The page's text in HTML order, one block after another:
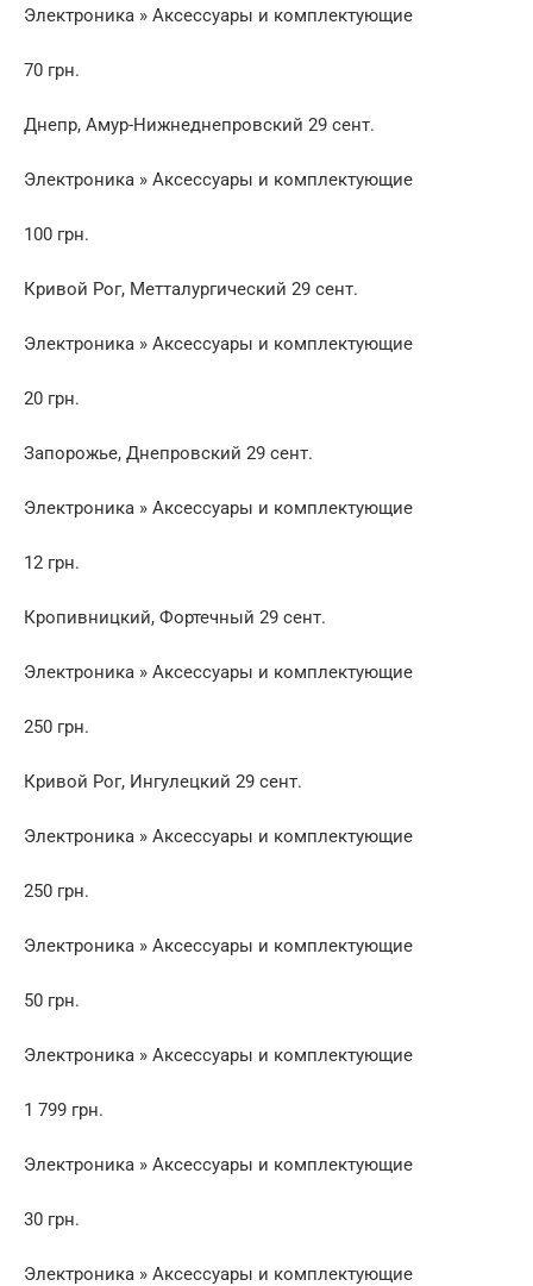
Электроника » Аксессуары и комплектующие
70 грн.
Днепр, Амур-Нижнеднепровский 29 сент.
Электроника » Аксессуары и комплектующие
100 грн.
Кривой Рог, Метталургический 29 сент.
Электроника » Аксессуары и комплектующие
20 грн.
Запорожье, Днепровский 29 сент.
Электроника » Аксессуары и комплектующие
12 грн.
Кропивницкий, Фортечный 29 сент.
Электроника » Аксессуары и комплектующие
250 грн.
Кривой Рог, Ингулецкий 29 сент.
Электроника » Аксессуары и комплектующие
250 грн.
Электроника » Аксессуары и комплектующие
50 грн.
Электроника » Аксессуары и комплектующие
1 799 грн.
Электроника » Аксессуары и комплектующие
30 грн.
Электроника » Аксессуары и комплектующие